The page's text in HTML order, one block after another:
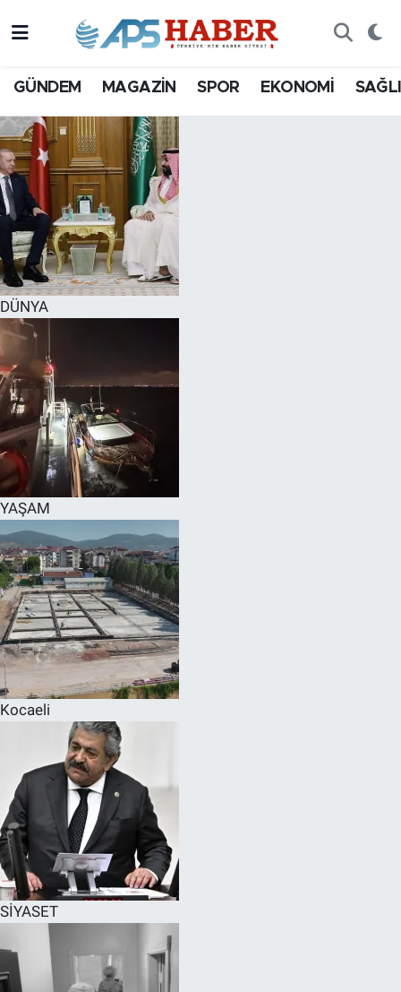
GÜNDEM MAGAZİN SPOR EKONOMİ
DÜNYA
YAŞAM
Kocaeli
SİYASET